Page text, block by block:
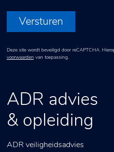
Versturen
Deze site wordt beveiligd door reCAPTCHA.
voorwaarden van toepassing.
ADR advies
& opleiding
ADR veiligheidsadvies